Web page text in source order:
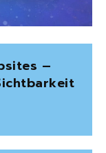
–